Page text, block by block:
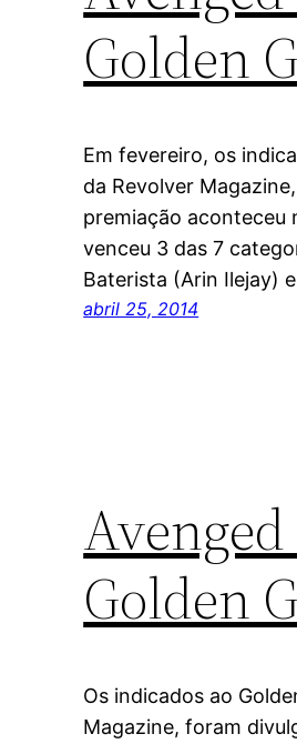
Golden
Em fevereiro, os
da Revolver
premiação aconteceu
venceu 3 das 7
Baterista (Arin Ilejay)
abril 25, 2014
Golden
Os indicados ao
Magazine, foram